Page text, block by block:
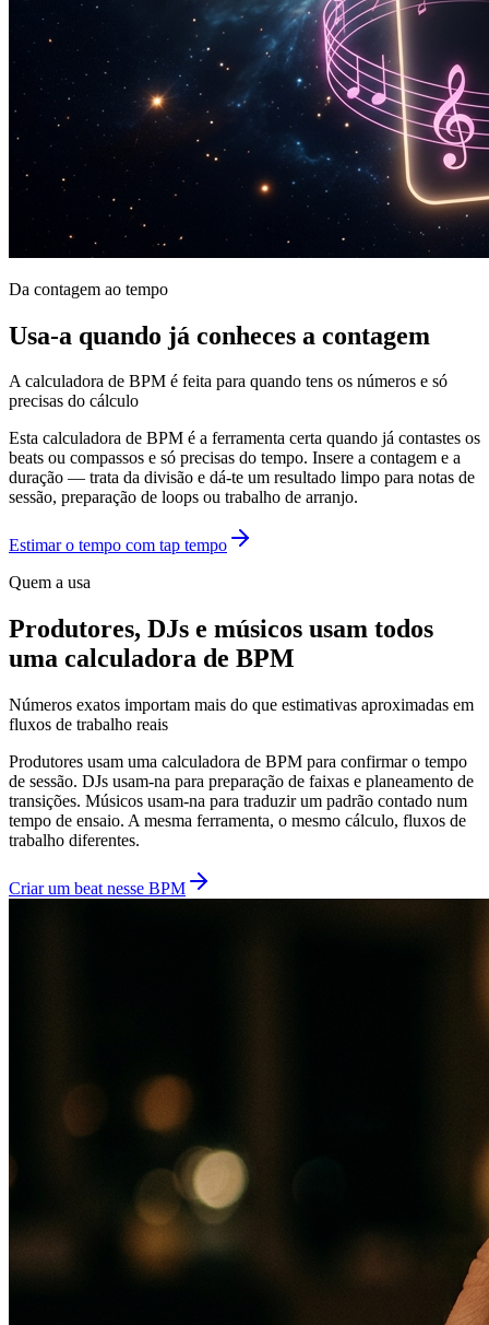
Da contagem ao tempo
Usa-a quando já conheces a contagem
A calculadora de BPM é feita para quando tens os números e só
precisas do cálculo
Esta calculadora de BPM é a ferramenta certa quando já contastes os
beats ou compassos e só precisas do tempo. Insere a contagem e a
duração — trata da divisão e dá-te um resultado limpo para notas de
sessão, preparação de loops ou trabalho de arranjo.
Estimar o tempo com tap tempo
Quem a usa
Produtores, DJs e músicos usam todos
uma calculadora de BPM
Números exatos importam mais do que estimativas aproximadas em
fluxos de trabalho reais
Produtores usam uma calculadora de BPM para confirmar o tempo
de sessão. DJs usam-na para preparação de faixas e planeamento de
transições. Músicos usam-na para traduzir um padrão contado num
tempo de ensaio. A mesma ferramenta, o mesmo cálculo, fluxos de
trabalho diferentes.
Criar um beat nesse BPM